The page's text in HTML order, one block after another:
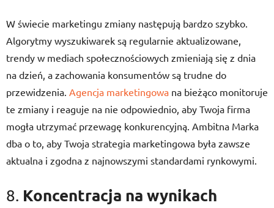
W świecie marketingu zmiany następują bardzo szybko.
Algorytmy wyszukiwarek są regularnie aktualizowane,
trendy w mediach społecznościowych zmieniają się z dnia
na dzień, a zachowania konsumentów są trudne do
przewidzenia. Agencja marketingowa na bieżąco monitoruje
te zmiany i reaguje na nie odpowiednio, aby Twoja firma
mogła utrzymać przewagę konkurencyjną. Ambitna Marka
dba o to, aby Twoja strategia marketingowa była zawsze
aktualna i zgodna z najnowszymi standardami rynkowymi.
8. Koncentracja na wynikach